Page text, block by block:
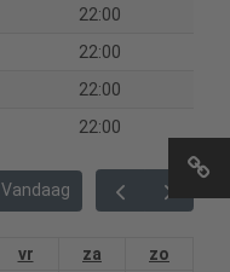
22:00
22:00
22:00
22:00
Vandaag
vr za
zo